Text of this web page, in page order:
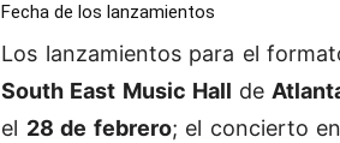
Fecha de los lanzamientos
Los lanzamientos para el
South East Music Hall de
el 28 de febrero; el concierto